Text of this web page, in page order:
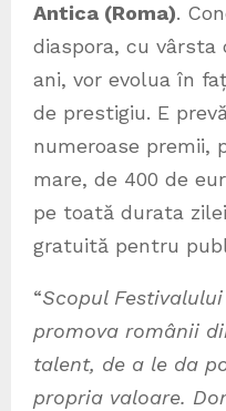
Antica (Roma).
diaspora, cu vârsta
ani, vor evolua în
de prestigiu. E
numeroase premii,
mare, de 400 de
pe toată durata
gratuită pentru
“Scopul
promova românii
talent, de a le da
propria valoare.